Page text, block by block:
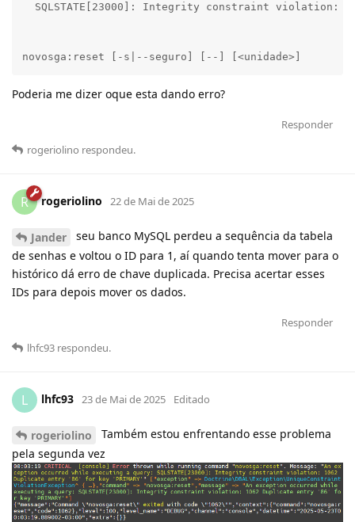
SQLSTATE[23000]: Integrity constraint violation:
novosga:reset [-s|--seguro] [--] [<unidade>]
Poderia me dizer oque esta dando erro?
Responder
rogeriolino respondeu.
R rogeriolino 22 de Mai de 2025
Jander
seu banco MySQL perdeu a sequência da tabela
de senhas e voltou o ID para 1, aí quando tenta mover para o
histórico dá erro de chave duplicada. Precisa acertar esses
IDs para depois mover os dados.
Responder
lhfc93 respondeu.
L lhfc93 23 de Mai de 2025 Editado
rogeriolino
Também estou enfrentando esse problema
pela segunda vez